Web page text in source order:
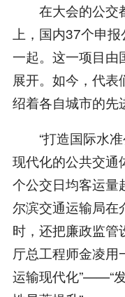
在大会的公交
上，国内37个申
一起。这一项目由
展开。如今，代
绍着各自城市的先
“打造国际水准
现代化的公共交通
个公交日均客运量
尔滨交通运输局在
时，还把廉政监管
厅总工程师金凌用
运输现代化”——“